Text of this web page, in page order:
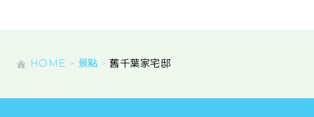
HOME 景點 舊千葉家宅邸